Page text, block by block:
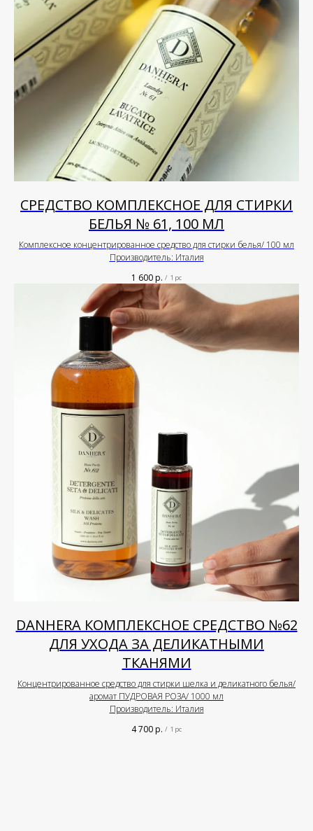
СРЕДСТВО КОМПЛЕКСНОЕ ДЛЯ СТИРКИ
БЕЛЬЯ № 61, 100 МЛ
Комплексное концентрированное средство для стирки белья/ 100 мл
Производитель: Италия
1 600р. / 1 pc
DANHERA КОМПЛЕКСНОЕ СРЕДСТВО №62
ДЛЯ УХОДА ЗА ДЕЛИКАТНЫМИ
ТКАНЯМИ
Концентрированное средство для стирки шелка и деликатного белья/
аромат ПУДРОВАЯ РОЗА/ 1000 мл
Производитель: Италия
4 700р. / 1 pc